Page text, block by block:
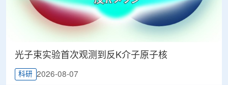
光子束实验首次观测到反K介子原子核
科研 2026-08-07